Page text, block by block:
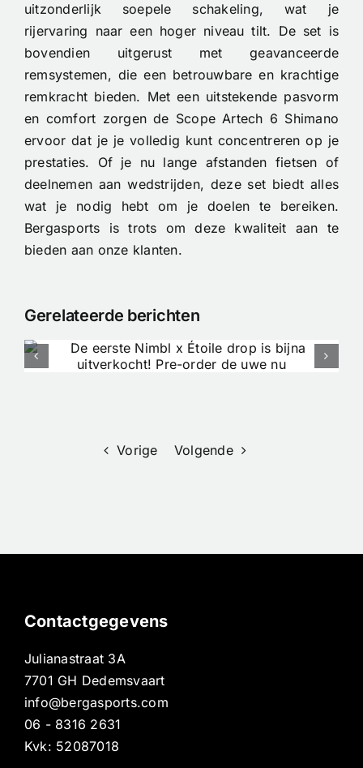
Vorige Volgende
uitzonderlijk soepele schakeling, wat je
rijervaring naar een hoger niveau tilt. De set is
bovendien uitgerust met geavanceerde
remsystemen, die een betrouwbare en krachtige
remkracht bieden. Met een uitstekende pasvorm
en comfort zorgen de Scope Artech 6 Shimano
ervoor dat je je volledig kunt concentreren op je
prestaties. Of je nu lange afstanden fietsen of
deelnemen aan wedstrijden, deze set biedt alles
wat je nodig hebt om je doelen te bereiken.
Bergasports is trots om deze kwaliteit aan te
bieden aan onze klanten.
Gerelateerde berichten
Tubeless of Clincher op de
Racefiets: De Ultieme
Contactgegevens
Julianastraat 3A
7701 GH Dedemsvaart
info@bergasports.com
06 - 8316 2631
Kvk: 52087018